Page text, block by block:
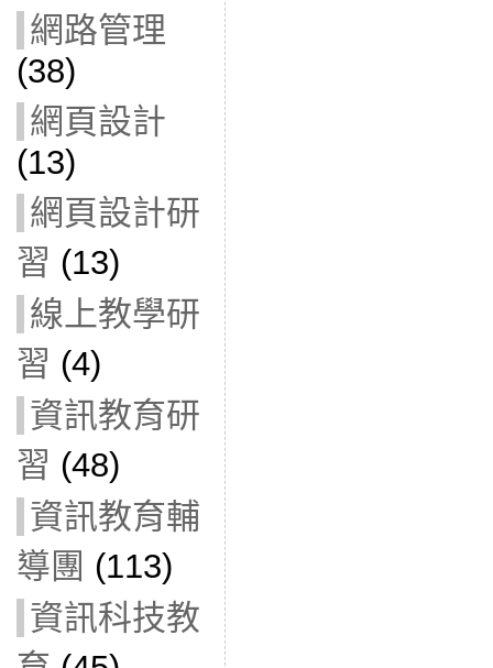
網路管理
(38)
網頁設計
(13)
網頁設計研
習 (13)
線上教學研
習 (4)
資訊教育研
習 (48)
資訊教育輔
導團 (113)
資訊科技教